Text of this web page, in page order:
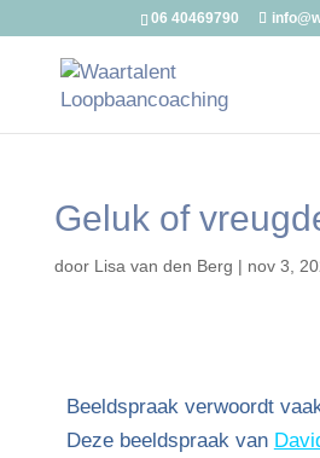
06 40469790
Geluk of
door Lisa van den Berg | nov 3,
Beeldspraak verwoordt
Deze beeldspraak van